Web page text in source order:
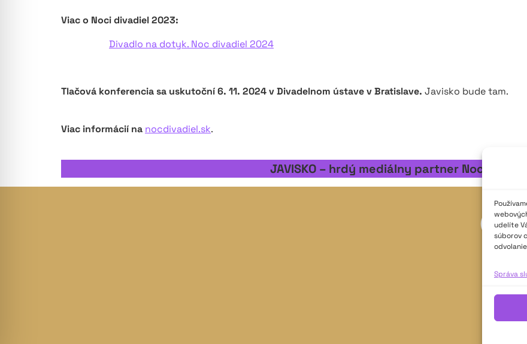
udelíte
súborov
Správa
Viac o Noci divadiel 2023:
Divadlo na dotyk. Noc divadiel 2024
Tlačová konferencia sa uskutoční 6. 11. 2024 v Divadelnom ústave v Bratislave. Javisko bude tam.
Viac informácií na nocdivadiel.sk.
JAVISKO – hrdý mediálny partner Noci divadiel